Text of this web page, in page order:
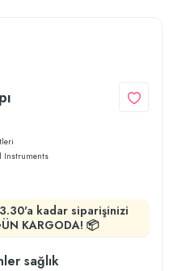
Instruments
kadar siparişinizi
KARGODA! 📦
sağlık